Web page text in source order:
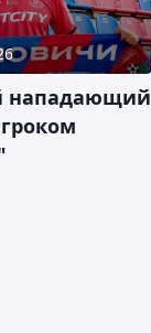
нападающий